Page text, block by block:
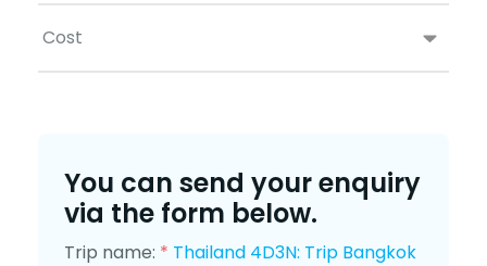
Cost
You can send your enquiry
via the form below.
Trip name: * Thailand 4D3N: Trip Bangkok